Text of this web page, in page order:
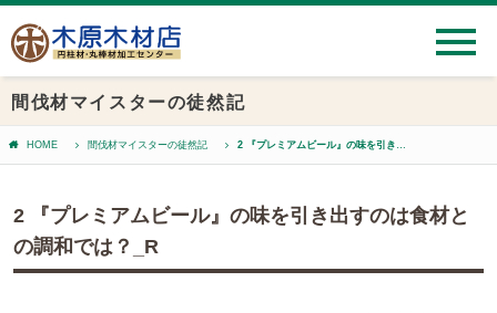
間伐材マイスターの徒然記
HOME 間伐材マイスターの徒然記 2 『プレミアムビール』の味を引き出すのは食材との調和では？_R
2 『プレミアムビール』の味を引き出すのは食材と
の調和では？_R